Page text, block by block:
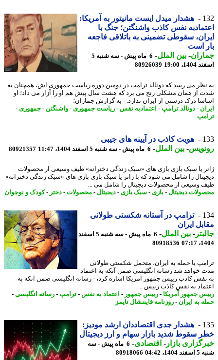
هشدار میدل ایست مانیتور به آمریکا:
نفس کاذب واشنگتن؛ جنگ با
سقوطی تضمینی به باتلاقی فاجعه
است
- بین الملل-
6 ماه پیش - سه شنبه 5
19:00
80926039
می رسد که دونالد ترامپ در دومین دوره ریاست جمهوری اش، همچنان به
از همان مشکلی رنج می برد که هشت سال پیش هم او را آزار می داد؛ او
درک درستی از ایران ندارد. - به گزارش جماران؛
- دونالد ترامپ -اعتمادبه نفس-ریاست جمهوری- واشنگتن-جمهوری-
هویت کاذب در آیینه های جیبی
-بین الملل-6 ماه پیش - سه شنبه 5 اسفند 1404، 11:47 80921357
یا سبک بازی بازی های «سبک زندگی دخترانه» طیف وسیعی از محصولات
را شامل می شود که با ژانر یا سبک بازی بازی های «سبک زندگی دخترانه»
وسیعی از محصولات دیجیتال را شامل می ...
دیجیتال-بازی - سبک بازی - دیجیتال-محصولات-دختر-کودک و نوجوان
ترامپ در آستانه شکستی طولانی
ایران
-بین الملل-
6 ماه پیش - سه شنبه 5 اسفند
80918536
با حمله به ایران، متحمل شکستی طولانی
خواهد شد رسانه انگلیسی ضمن آنکه به اعتماد
کاذب رییس جمهور آمریکا اشاره کرد، - رسانه انگلیسی ضمن آنکه به
به نفس کاذب رییس ...
جمهور آمریکا- رییس جمهور-اعتماد به نفس-ترامپ -رسانه انگلیسی-
به ایران - روزنامه فایننشال تایمز
هشدار جدی اقتصاددان ارشد مودیز:
سقوط شدید بازار سهام و ارز دیجیتال
بازار- اقتصادی- 6 ماه پیش - سه
04:42
80918066